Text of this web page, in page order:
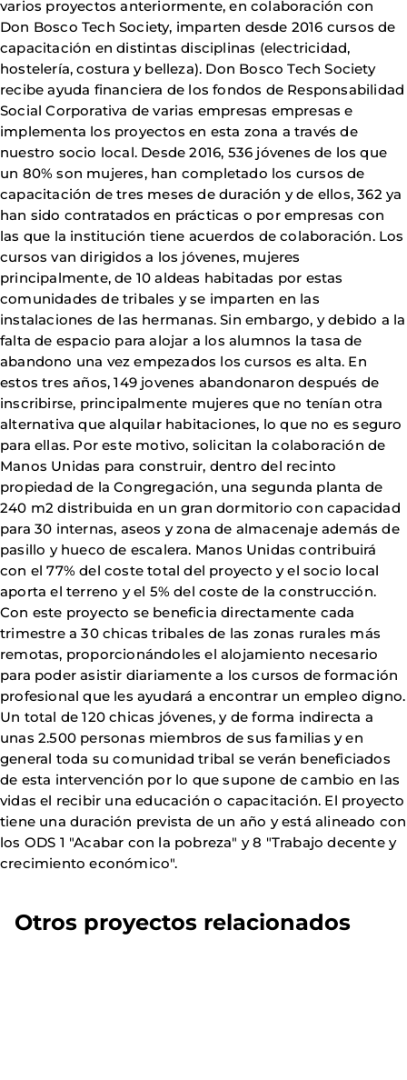
varios proyectos anteriormente, en colaboración con
Don Bosco Tech Society, imparten desde 2016 cursos de
capacitación en distintas disciplinas (electricidad,
hostelería, costura y belleza). Don Bosco Tech Society
recibe ayuda financiera de los fondos de Responsabilidad
Social Corporativa de varias empresas empresas e
implementa los proyectos en esta zona a través de
nuestro socio local. Desde 2016, 536 jóvenes de los que
un 80% son mujeres, han completado los cursos de
capacitación de tres meses de duración y de ellos, 362 ya
han sido contratados en prácticas o por empresas con
las que la institución tiene acuerdos de colaboración. Los
cursos van dirigidos a los jóvenes, mujeres
principalmente, de 10 aldeas habitadas por estas
comunidades de tribales y se imparten en las
instalaciones de las hermanas. Sin embargo, y debido a la
falta de espacio para alojar a los alumnos la tasa de
abandono una vez empezados los cursos es alta. En
estos tres años, 149 jovenes abandonaron después de
inscribirse, principalmente mujeres que no tenían otra
alternativa que alquilar habitaciones, lo que no es seguro
para ellas. Por este motivo, solicitan la colaboración de
Manos Unidas para construir, dentro del recinto
propiedad de la Congregación, una segunda planta de
240 m2 distribuida en un gran dormitorio con capacidad
para 30 internas, aseos y zona de almacenaje además de
pasillo y hueco de escalera. Manos Unidas contribuirá
con el 77% del coste total del proyecto y el socio local
aporta el terreno y el 5% del coste de la construcción.
Con este proyecto se beneficia directamente cada
trimestre a 30 chicas tribales de las zonas rurales más
remotas, proporcionándoles el alojamiento necesario
para poder asistir diariamente a los cursos de formación
profesional que les ayudará a encontrar un empleo digno.
Un total de 120 chicas jóvenes, y de forma indirecta a
unas 2.500 personas miembros de sus familias y en
general toda su comunidad tribal se verán beneficiados
de esta intervención por lo que supone de cambio en las
vidas el recibir una educación o capacitación. El proyecto
tiene una duración prevista de un año y está alineado con
los ODS 1 "Acabar con la pobreza" y 8 "Trabajo decente y
crecimiento económico".
Otros proyectos relacionados